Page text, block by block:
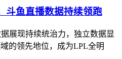
斗鱼直播数据持续领跑
展现持续统治力，独立数据显
的领先地位，成为LPL全明